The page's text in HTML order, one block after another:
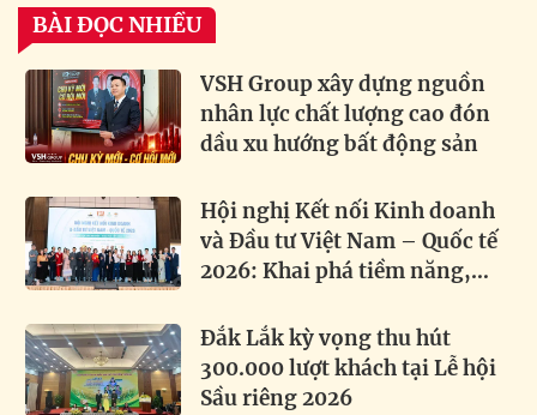
BÀI ĐỌC NHIỀU
VSH Group xây dựng nguồn
nhân lực chất lượng cao đón
dầu xu hướng bất động sản
Hội nghị Kết nối Kinh doanh
và Đầu tư Việt Nam – Quốc tế
2026: Khai phá tiềm năng,
Đắk Lắk kỳ vọng thu hút
300.000 lượt khách tại Lễ hội
Sầu riêng 2026